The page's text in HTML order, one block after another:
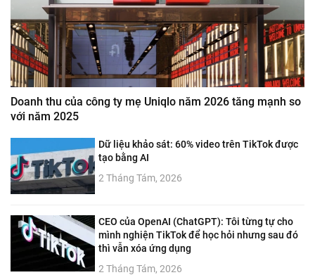
Doanh thu của công ty mẹ Uniqlo năm 2026 tăng mạnh so
với năm 2025
Dữ liệu khảo sát: 60% video trên TikTok được
tạo bằng AI
2 Tháng Tám, 2026
CEO của OpenAI (ChatGPT): Tôi từng tự cho
mình nghiện TikTok để học hỏi nhưng sau đó
thì vẫn xóa ứng dụng
2 Tháng Tám, 2026